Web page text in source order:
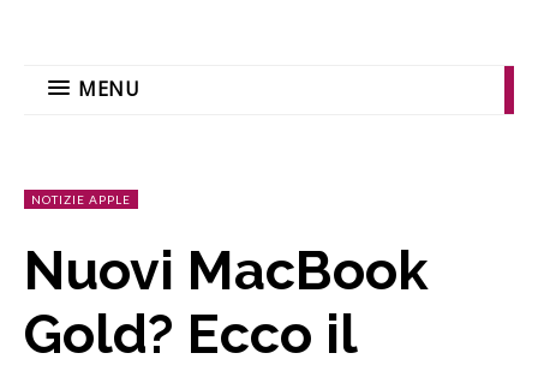
MENU
NOTIZIE APPLE
Nuovi MacBook
Gold? Ecco il